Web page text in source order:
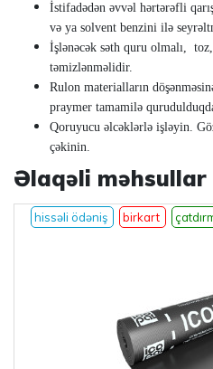
İstifadədən əvvəl hərtərəfli
və ya solvent benzini ilə
İşlənəcək səth quru olmalı,
təmizlənməlidir.
Rulon materialların
praymer tamamilə
Qoruyucu əlcəklərlə işləyin.
çəkinin.
Əlaqəli məhsullar
hissəli ödəniş birkart